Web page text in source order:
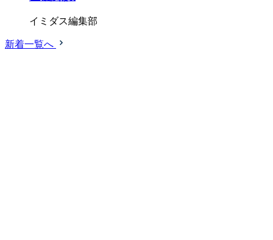
イミダス編集部
新着一覧へ